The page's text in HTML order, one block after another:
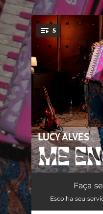
You're all set!
5
Gato do Mato
Me Encontra
Faça
Escolha seu
.